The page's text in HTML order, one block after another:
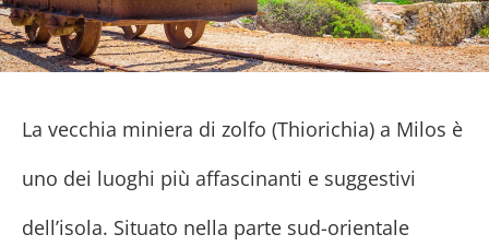
La vecchia miniera di zolfo (Thiorichia) a Milos è
uno dei luoghi più affascinanti e suggestivi
dell’isola. Situato nella parte sud-orientale